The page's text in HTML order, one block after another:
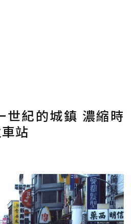
世紀的城鎮 濃縮時
站